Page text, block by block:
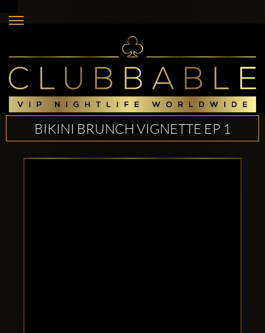
BIKINI BRUNCH VIGNETTE EP 1